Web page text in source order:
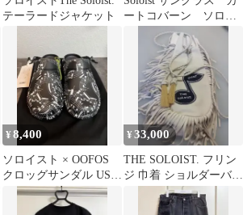
テーラードジャケット
ートコバーン ソロイ
スト ナンバーナイン
¥8,400
ソロイスト × OOFOS
クロッグサンダル US8
音符柄
¥33,000
THE SOLOIST. フリン
ジ 巾着 ショルダーバッ
グ ホワイト